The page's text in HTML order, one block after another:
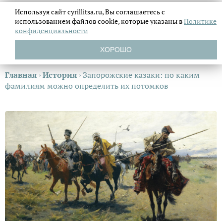
Главная ›История › Запорожские казаки: по каким
фамилиям можно определить их потомков
Используя сайт cyrillitsa.ru, Вы соглашаетесь с
использованием файловcookie, которые указаны вПолитике
конфиденциальности
ХОРОШО